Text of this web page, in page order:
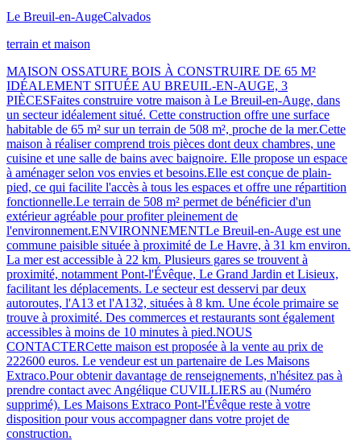
Le Breuil-en-AugeCalvados
terrain et maison
MAISON OSSATURE BOIS À CONSTRUIRE DE 65 M²
IDÉALEMENT SITUÉE AU BREUIL-EN-AUGE, 3
PIÈCESFaites construire votre maison à Le Breuil-en-Auge, dans
un secteur idéalement situé. Cette construction offre une surface
habitable de 65 m² sur un terrain de 508 m², proche de la mer.Cette
maison à réaliser comprend trois pièces dont deux chambres, une
cuisine et une salle de bains avec baignoire. Elle propose un espace
à aménager selon vos envies et besoins.Elle est conçue de plain-
pied, ce qui facilite l'accès à tous les espaces et offre une répartition
fonctionnelle.Le terrain de 508 m² permet de bénéficier d'un
extérieur agréable pour profiter pleinement de
l'environnement.ENVIRONNEMENTLe Breuil-en-Auge est une
commune paisible située à proximité de Le Havre, à 31 km environ.
La mer est accessible à 22 km. Plusieurs gares se trouvent à
proximité, notamment Pont-l'Évêque, Le Grand Jardin et Lisieux,
facilitant les déplacements. Le secteur est desservi par deux
autoroutes, l'A13 et l'A132, situées à 8 km. Une école primaire se
trouve à proximité. Des commerces et restaurants sont également
accessibles à moins de 10 minutes à pied.NOUS
CONTACTERCette maison est proposée à la vente au prix de
222600 euros. Le vendeur est un partenaire de Les Maisons
Extraco.Pour obtenir davantage de renseignements, n'hésitez pas à
prendre contact avec Angélique CUVILLIERS au (Numéro
supprimé). Les Maisons Extraco Pont-l'Évêque reste à votre
disposition pour vous accompagner dans votre projet de
construction.